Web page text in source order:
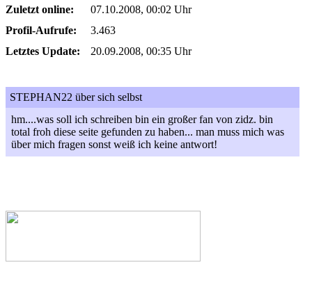
Zuletzt online:
07.10.2008, 00:02 Uhr
Profil-Aufrufe:
3.463
Letztes Update:
20.09.2008, 00:35 Uhr
STEPHAN22 über sich selbst
hm....was soll ich schreiben bin ein großer fan von zidz. bin
total froh diese seite gefunden zu haben... man muss mich was
über mich fragen sonst weiß ich keine antwort!